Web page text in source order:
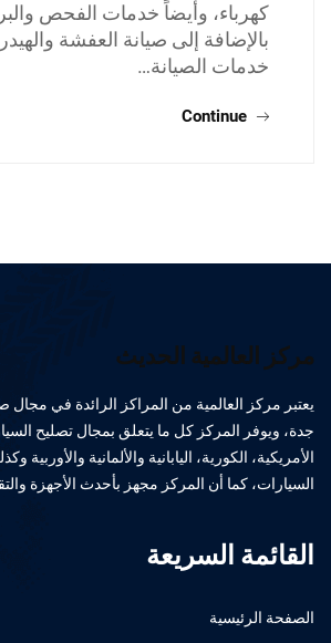
كهرباء، وأيضاً خدمات الفحص
بالإضافة إلى صيانة العفشة
خدمات الصيانة…
Continue
مركز العالمية الحديث
يعتبر مركز العالمية من المراكز الرائدة في مجال
جدة، ويوفر المركز كل ما يتعلق بمجال تصليح
الأمريكية، الكورية، اليابانية والألمانية والأوربية
السيارات، كما أن المركز مجهز بأحدث الأجهزة
القائمة السريعة
الصفحة الرئيسية